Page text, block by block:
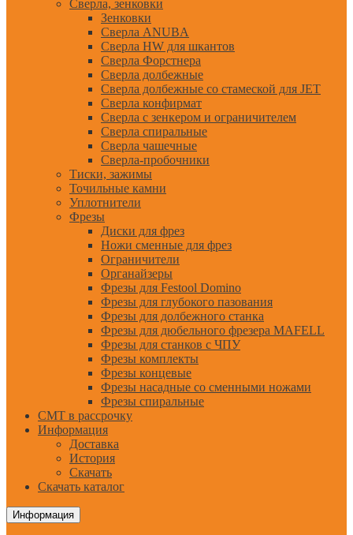
Сверла, зенковки
Зенковки
Сверла ANUBA
Сверла HW для шкантов
Сверла Форстнера
Сверла долбежные
Сверла долбежные со стамеской для JET
Сверла конфирмат
Сверла с зенкером и ограничителем
Сверла спиральные
Сверла чашечные
Сверла-пробочники
Тиски, зажимы
Точильные камни
Уплотнители
Фрезы
Диски для фрез
Ножи сменные для фрез
Ограничители
Органайзеры
Фрезы для Festool Domino
Фрезы для глубокого пазования
Фрезы для долбежного станка
Фрезы для дюбельного фрезера MAFELL
Фрезы для станков с ЧПУ
Фрезы комплекты
Фрезы концевые
Фрезы насадные со сменными ножами
Фрезы спиральные
CMT в рассрочку
Информация
Доставка
История
Скачать
Скачать каталог
Информация